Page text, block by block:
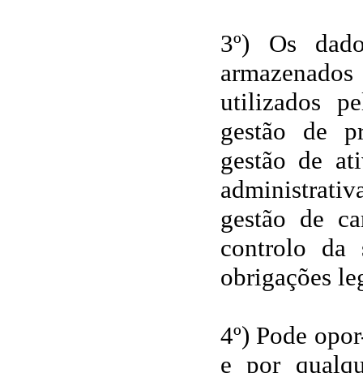
3º) Os
utilizados
gestão de
gestão de
gestão de
controlo da
obrigações
4º) Pode
e por